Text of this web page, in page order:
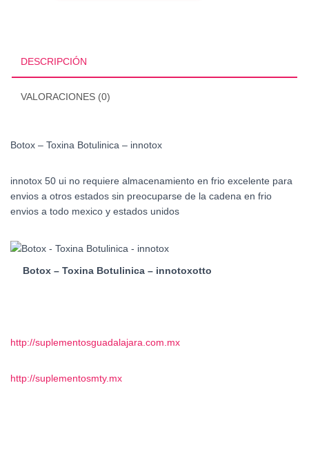
DESCRIPCIÓN
VALORACIONES (0)
Botox – Toxina Botulinica – innotox
innotox 50 ui no requiere almacenamiento en frio excelente para
envios a otros estados sin preocuparse de la cadena en frio
envios a todo mexico y estados unidos
Botox – Toxina Botulinica – innotoxotto
http://suplementosguadalajara.com.mx
http://suplementosmty.mx